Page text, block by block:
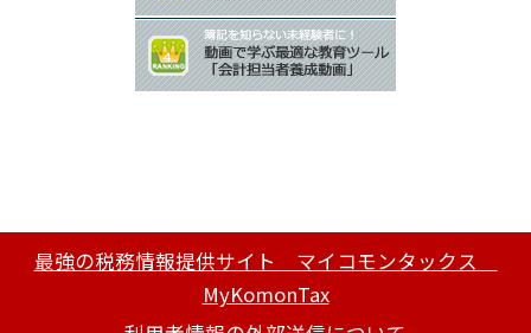
最強の税務情報提供サイト マイコモンタックス
MyKomonTax